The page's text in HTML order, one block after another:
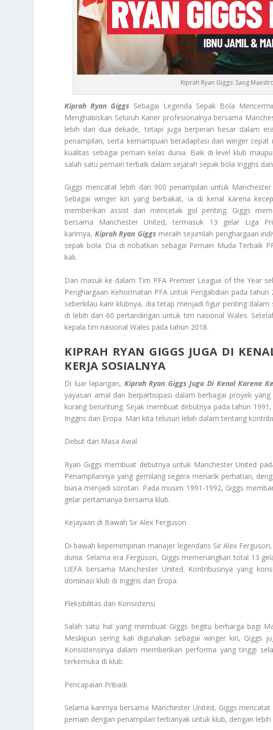
Kiprah Ryan Giggs: Sang
Kiprah Ryan Giggs Sebagai Legenda Sepak Bola
Menghabiskan Seluruh Karier profesionalnya bersama
lebih dari dua dekade, tetapi juga berperan besar dalam
penampilan, serta kemampuan beradaptasi dari winger
kualitas sebagai pemain kelas dunia. Baik di level klub
salah satu pemain terbaik dalam sejarah sepak bola Inggris
Giggs mencatat lebih dari 900 penampilan untuk
Sebagai winger kiri yang berbakat, ia di kenal karena
memberikan assist dan mencetak gol penting. Giggs
bersama Manchester United, termasuk 13 gelar Liga
karirnya, Kiprah Ryan Giggs meraih sejumlah penghargaan
sepak bola. Dia di nobatkan sebagai Pemain Muda Terbaik
kali.
Dan masuk ke dalam Tim PFA Premier League of the Year
Penghargaan Kehormatan PFA untuk Pengabdian pada
seberkilau karir klubnya, dia tetap menjadi figur penting
di lebih dari 60 pertandingan untuk tim nasional Wales.
kepala tim nasional Wales pada tahun 2018.
KIPRAH RYAN GIGGS JUGA DI
KERJA SOSIALNYA
Di luar lapangan, Kiprah Ryan Giggs Juga Di Kenal Karena
yayasan amal dan berpartisipasi dalam berbagai proyek
kurang beruntung. Sejak membuat debutnya pada tahun
Inggris dan Eropa. Mari kita telusuri lebih dalam tentang
Debut dan Masa Awal
Ryan Giggs membuat debutnya untuk Manchester United
Penampilannya yang gemilang segera menarik perhatian,
biasa menjadi sorotan. Pada musim 1991-1992, Giggs
gelar pertamanya bersama klub.
Kejayaan di Bawah Sir Alex Ferguson
Di bawah kepemimpinan manajer legendaris Sir Alex
dunia. Selama era Ferguson, Giggs memenangkan total 13
UEFA bersama Manchester United. Kontribusinya yang
dominasi klub di Inggris dan Eropa.
Fleksibilitas dan Konsistensi
Salah satu hal yang membuat Giggs begitu berharga bagi
Meskipun sering kali digunakan sebagai winger kiri, Giggs
Konsistensinya dalam memberikan performa yang tinggi
terkemuka di klub.
Pencapaian Pribadi
Selama karirnya bersama Manchester United, Giggs
pemain dengan penampilan terbanyak untuk klub, dengan